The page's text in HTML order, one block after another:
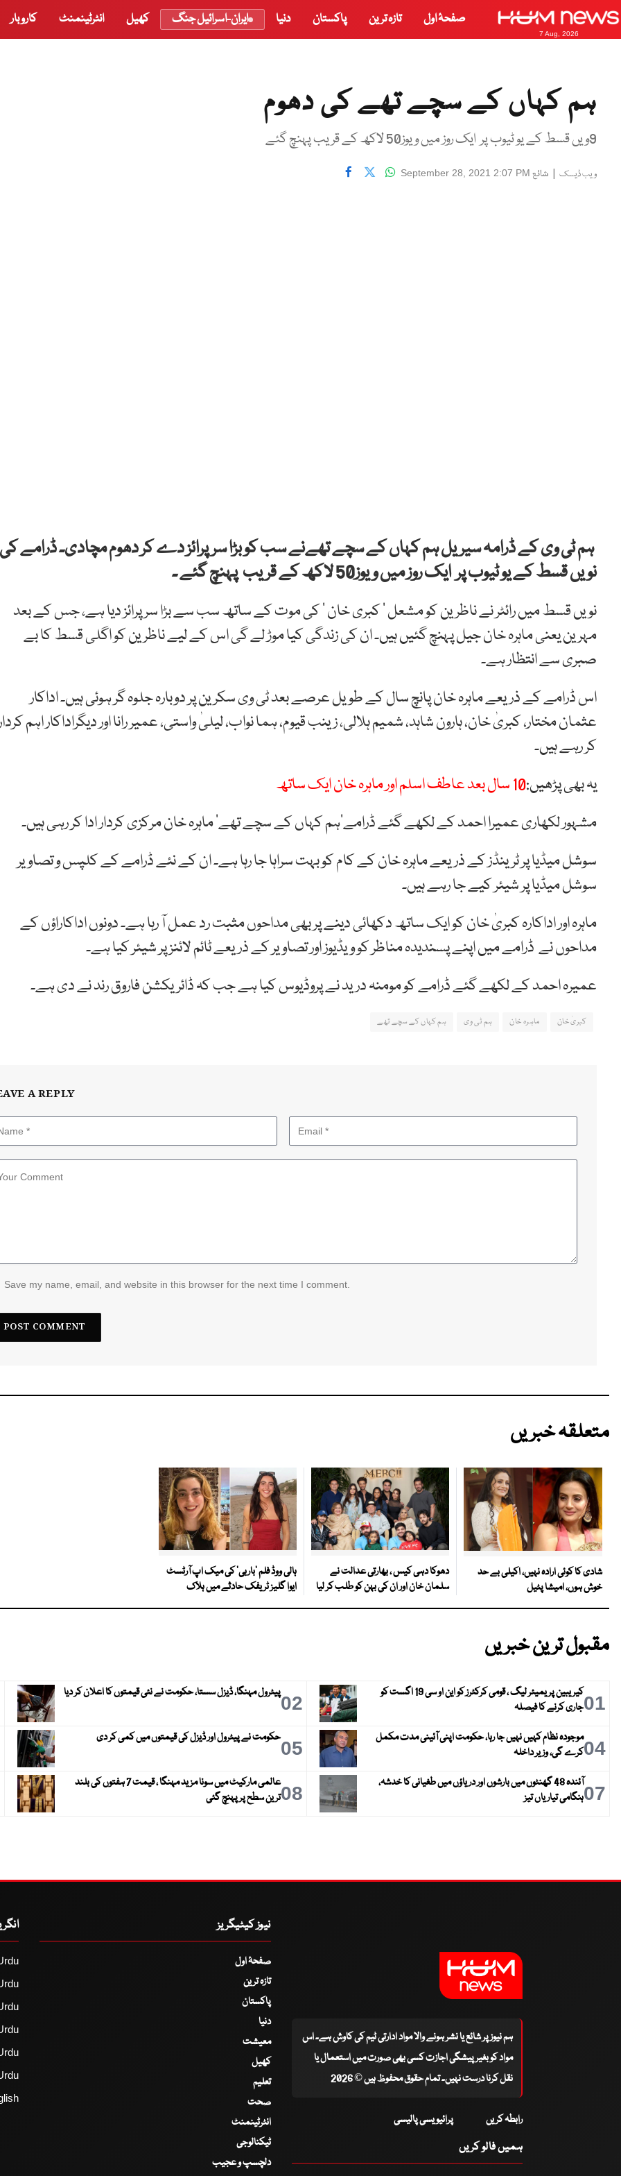
7 Aug, 2026
صفحۂ اول تازہ ترین پاکستان دنیا ایران-اسرائیل جنگ کھیل انٹرٹینمنٹ کاروبار
ہم کہاں کے سچے تھے کی دھوم
9ویں قسط کے یو ٹیوب پر ایک روز میں ویوز50 لاکھ کے قریب پہنچ گئے
ویب ڈیسک | شائع September 28, 2021 2:07 PM
ہم ٹی وی کے ڈرامہ سیریل ہم کہاں کے سچے تھےنے سب کو بڑا سرپرائز دے کر دھوم مچادی۔ ڈرامے کی
نویں قسط کے یو ٹیوب پر ایک روز میں ویوز50 لاکھ کے قریب پہنچ گئے ۔
نویں قسط میں رائٹر نے ناظرین کو مشعل ‘ کبری خان ‘ کی موت کے ساتھ سب سے بڑا سرپرائز دیا ہے، جس کے بعد
مہرین یعنی ماہرہ خان جیل پہنچ گئیں ہیں۔ ان کی زندگی کیا موڑ لے گی اس کے لیے ناظرین کو اگلی قسط کا بے
صبری سے انتظار ہے۔
اس ڈرامے کے ذریعے ماہرہ خان پانچ سال کے طویل عرصے بعد ٹی وی سکرین پر دوبارہ جلوہ گر ہوئی ہیں۔ اداکار
عثمان مختار، کبریٰ خان، ہارون شاہد، شمیم ہلالی، زینب قیوم، ہما نواب، لیلیٰ واستی، عمیر رانا اور دیگراداکار اہم
کر رہے ہیں۔
یہ بھی پڑھیں:10 سال بعد عاطف اسلم اور ماہرہ خان ایک ساتھ
مشہور لکھاری عمیرا احمد کے لکھے گئے ڈرامے’ہم کہاں کے سچے تھے‘ ماہرہ خان مرکزی کردار ادا کر رہی ہیں۔
سوشل میڈیا پر ٹرینڈز کے ذریعے ماہرہ خان کے کام کو بہت سراہا جا رہا ہے۔ ان کے نئے ڈرامے کے کلپس و تصاویر
سوشل میڈیا پر شیئر کیے جا رہے ہیں۔
ماہرہ اور اداکارہ کبریٰ خان کو ایک ساتھ دکھائی دینے پر بھی مداحوں مثبت رد عمل آ رہا ہے۔ دونوں اداکاراؤں کے
مداحوں نے ڈرامے میں اپنے پسندیدہ مناظر کو ویڈیوز اور تصاویر کے ذریعے ٹائم لائنز پر شیئر کیا ہے۔
عمیرہ احمد کے لکھے گئے ڈرامے کو مومنہ درید نے پروڈیوس کیا ہے جب کہ ڈائریکشن فاروق رند نے دی ہے۔
کبریٰ خان ماہرہ خان ہم ٹی وی ہم کہاں کے سچے تھے
A REPLY
Save my name, email, and website in this browser for the next time I comment.
متعلقہ خبریں
شادی کا کوئی ارادہ نہیں، اکیلی بے حد
خوش ہوں، امیشا پٹیل
دھوکا دہی کیس ، بھارتی عدالت نے
سلمان خان اور ان کی بہن کو طلب کر لیا
ہالی ووڈ فلم ’باربی‘ کی میک اپ آرٹسٹ
ایوا گلیز ٹریفک حادثے میں ہلاک
مقبول ترین خبریں
01
کیریبین پریمیئر لیگ ، قومی کرکٹرز کو این او سی 19 اگست کو
جاری کرنے کا فیصلہ
02پیٹرول مہنگا، ڈیزل سستا، حکومت نے نئی قیمتوں کا اعلان کر دیا
04موجودہ نظام کہیں نہیں جا رہا، حکومت اپنی آئینی مدت مکمل
کرے گی، وزیر داخلہ
05حکومت نے پیٹرول اور ڈیزل کی قیمتوں میں کمی کر دی
07
آئندہ 48 گھنٹوں میں بارشوں اور دریاؤں میں طغیانی کا خدشہ،
ہنگامی تیاریاں تیز
08
عالمی مارکیٹ میں سونا مزید مہنگا ، قیمت 7 ہفتوں کی بلند
ترین سطح پر پہنچ گئی
ہم نیوز پر شائع یا نشر ہونے والا مواد ادارتی ٹیم کی کاوش ہے۔ اس
مواد کو بغیر پیشگی اجازت کسی بھی صورت میں استعمال یا
نقل کرنا درست نہیں۔ تمام حقوق محفوظ ہیں © 2026
رابطہ کریں پرائیویسی پالیسی
ہمیں فالو کریں
نیوز کیٹیگریز
صفحۂ اول
تازہ ترین
پاکستان
دنیا
معیشت
کھیل
تعلیم
صحت
انٹرٹینمنٹ
ٹیکنالوجی
دلچسپ و عجیب